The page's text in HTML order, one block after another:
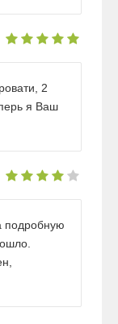
2
я Ваш
подробную